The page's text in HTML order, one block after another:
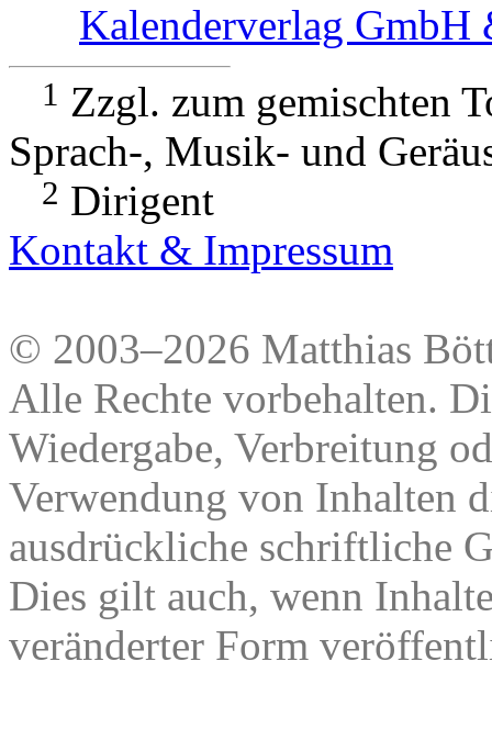
Kalenderverlag
1 Zzgl. zum gemischten
Sprach-, Musik- und
2 Dirigent
Kontakt & Impressum
© 2003–2026 Matthias
Alle Rechte vorbehalten.
Wiedergabe, Verbreitung
Verwendung von Inhalten
ausdrückliche schriftliche
Dies gilt auch, wenn
veränderter Form